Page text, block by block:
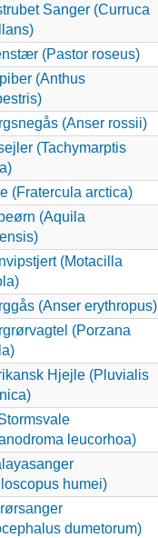
Sanger (Curruca
(Pastor roseus)
(Anthus
(Anser rossii)
(Tachymarptis
(Fratercula arctica)
(Aquila
(Motacilla
(Anser erythropus)
(Porzana
Hjejle (Pluvialis
leucorhoa)
humei)
dumetorum)